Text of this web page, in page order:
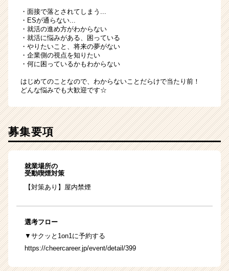
・面接で落とされてしまう...
・ESが通らない...
・就活の進め方がわからない
・就活に悩みがある、困っている
・やりたいこと、将来の夢がない
・企業側の視点を知りたい
・何に困っているかもわからない
はじめてのことなので、わからないことだらけで当たり前！
どんな悩みでも大歓迎です☆
募集要項
就業場所の
受動喫煙対策
【対策あり】屋内禁煙
選考フロー
▼サクッと1on1に予約する
https://cheercareer.jp/event/detail/399